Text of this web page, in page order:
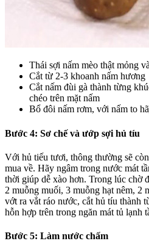
Thái sợi nấm mèo thật mỏng
Cắt từ 2-3 khoanh nấm hương
Cắt nấm đùi gà thành từng
chéo trên mặt nấm
Bổ đôi nấm rơm, với nấm to
Bước 4: Sơ chế và ướp sợi hủ tíu
Với hủ tiếu tươi, thông thường sẽ
mua về. Hãy ngâm trong nước mát
thời giúp dễ xào hơn. Trong lúc chờ
2 muỗng muối, 3 muỗng hạt nêm, 2
vớt ra vắt ráo nước, cắt hủ tíu thành
hỗn hợp trên trong ngăn mát tủ lạnh
Bước 5: Làm nước chấm